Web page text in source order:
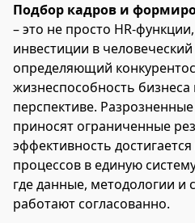
Подбор кадров и
– это не просто HR-
инвестиции в человеческий
определяющий
жизнеспособность бизнеса
перспективе.
приносят ограниченные
эффективность
процессов в единую
где данные, методологии и
работают согласованно.